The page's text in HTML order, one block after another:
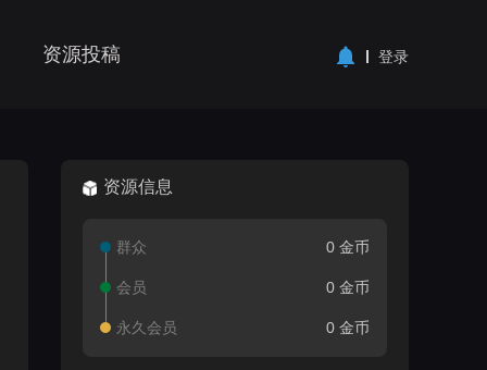
资源投稿 登录
资源信息
群众 0 金币
会员 0 金币
永久会员 0 金币